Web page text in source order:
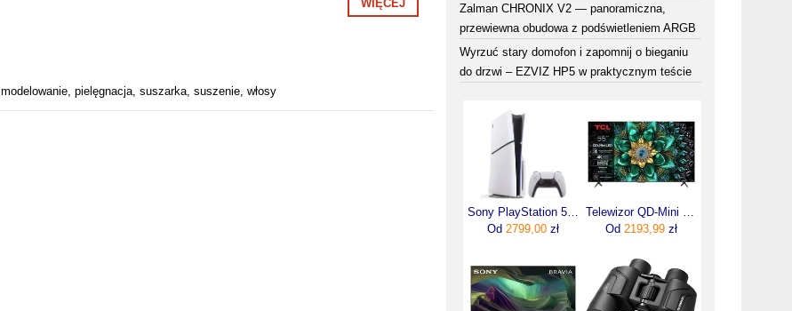
WIĘCEJ
modelowanie pielęgnacja suszarka suszenie włosy
Zalman CHRONIX V2 — panoramiczna,
przewiewna obudowa z podświetleniem ARGB
Wyrzuć stary domofon i zapomnij o bieganiu
do drzwi – EZVIZ HP5 w praktycznym teście
Od 2799,00 zł
Od 2193,99 zł